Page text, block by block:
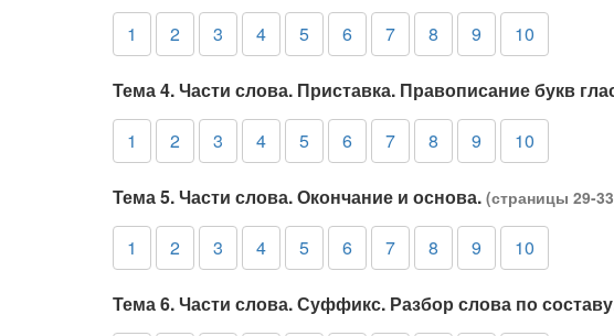
1 2 3 4 5 6 7 8 9 10
Тема 4. Части слова. Приставка. Правописание букв
1 2 3 4 5 6 7 8 9 10
Тема 5. Части слова. Окончание и основа. (страницы 29-
1 2 3 4 5 6 7 8 9 10
Тема 6. Части слова. Суффикс. Разбор слова по